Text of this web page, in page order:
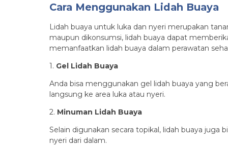
Cara Menggunakan Lidah Buaya
Lidah buaya untuk luka dan nyeri merupakan
maupun dikonsumsi, lidah buaya dapat
memanfaatkan lidah buaya dalam perawatan
1. Gel Lidah Buaya
Anda bisa menggunakan gel lidah buaya yang
langsung ke area luka atau nyeri.
2. Minuman Lidah Buaya
Selain digunakan secara topikal, lidah buaya
nyeri dari dalam.